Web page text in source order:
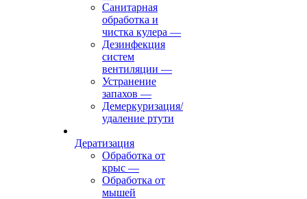
Санитарная
обработка и
чистка кулера —
Дезинфекция
систем
вентиляции —
Устранение
запахов —
Демеркуризация/
удаление ртути
Дератизация
Обработка от
крыс —
Обработка от
мышей